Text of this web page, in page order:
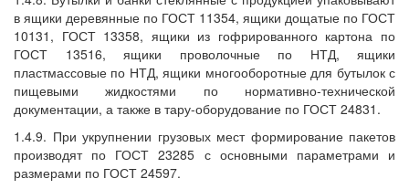
в ящики деревянные по ГОСТ 11354, ящики дощатые по ГОСТ
10131, ГОСТ 13358, ящики из гофрированного картона по
ГОСТ 13516, ящики проволочные по НТД, ящики
пластмассовые по НТД, ящики многооборотные для бутылок с
пищевыми жидкостями по нормативно-технической
документации, а также в тару-оборудование по ГОСТ 24831.
1.4.9. При укрупнении грузовых мест формирование пакетов
производят по ГОСТ 23285 с основными параметрами и
размерами по ГОСТ 24597.